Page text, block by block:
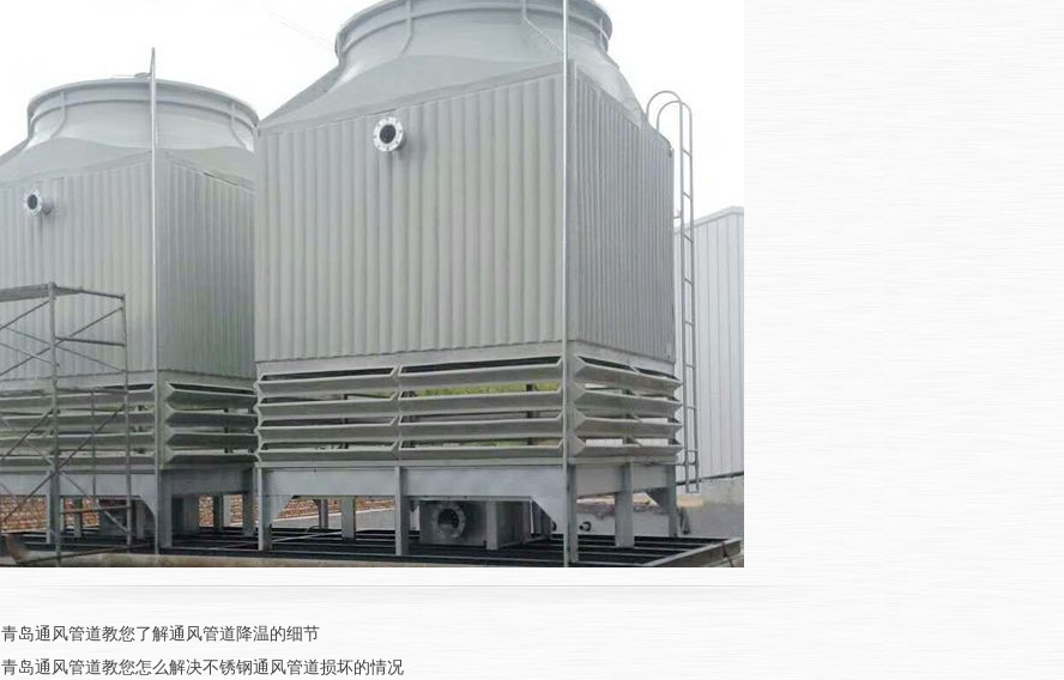
青岛通风管道教您了解通风管道降温的细节
青岛通风管道教您怎么解决不锈钢通风管道损坏的情况